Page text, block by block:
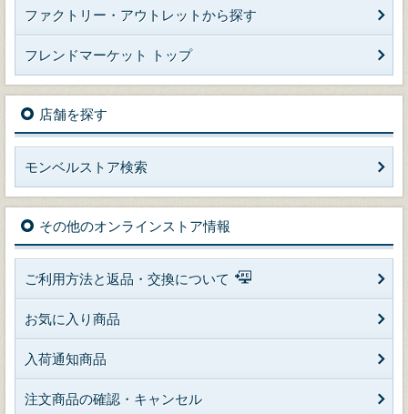
ファクトリー・アウトレットから探す
フレンドマーケット トップ
店舗を探す
モンベルストア検索
その他のオンラインストア情報
ご利用方法と返品・交換について
お気に入り商品
入荷通知商品
注文商品の確認・キャンセル